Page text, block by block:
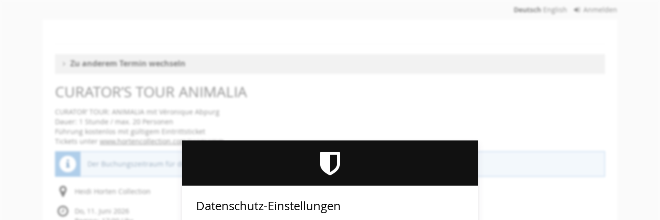
Deutsch English Anmelden
Zu anderem Termin wechseln
CURATOR’S TOUR ANIMALIA
CURATOR’ TOUR: ANIMALIA mit Véronique Abpurg
Dauer: 1 Stunde / max. 20 Personen
Führung kostenlos mit gültigem Eintrittsticket
Tickets unter www.hortencollection.com/programm
Der Buchungszeitraum für diese Veranstaltung ist beendet.
Heidi Horten Collection
Do, 11. Juni 2026
Datenschutz-Einstellungen